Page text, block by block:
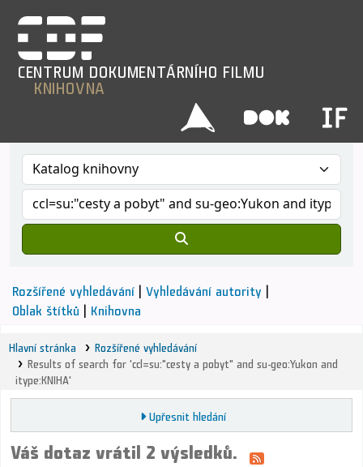
CENTRUMDOKUMENTÁRNÍHO FILMU
KNIHOVNA
Rozšířené vyhledávání Vyhledávání autority
Oblak štítků Knihovna
Hlavní stránka Rozšířené vyhledávání
Results of search for 'ccl=su:"cesty a pobyt" and su-geo:Yukon and
itype:KNIHA'
Upřesnit hledání
Váš dotaz vrátil 2 výsledků.